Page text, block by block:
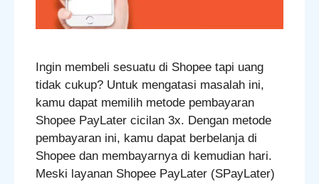
Ingin membeli sesuatu di Shopee tapi uang
tidak cukup? Untuk mengatasi masalah ini,
kamu dapat memilih metode pembayaran
Shopee PayLater cicilan 3x. Dengan metode
pembayaran ini, kamu dapat berbelanja di
Shopee dan membayarnya di kemudian hari.
Meski layanan Shopee PayLater (SPayLater)